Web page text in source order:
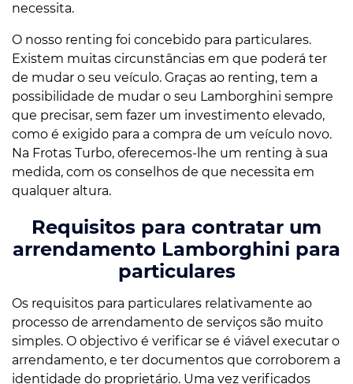
necessita.
O nosso renting foi concebido para particulares.
Existem muitas circunstâncias em que poderá ter
de mudar o seu veículo. Graças ao renting, tem a
possibilidade de mudar o seu Lamborghini sempre
que precisar, sem fazer um investimento elevado,
como é exigido para a compra de um veículo novo.
Na Frotas Turbo, oferecemos-lhe um renting à sua
medida, com os conselhos de que necessita em
qualquer altura.
Requisitos para contratar um
arrendamento Lamborghini para
particulares
Os requisitos para particulares relativamente ao
processo de arrendamento de serviços são muito
simples. O objectivo é verificar se é viável executar o
arrendamento, e ter documentos que corroborem a
identidade do proprietário. Uma vez verificados